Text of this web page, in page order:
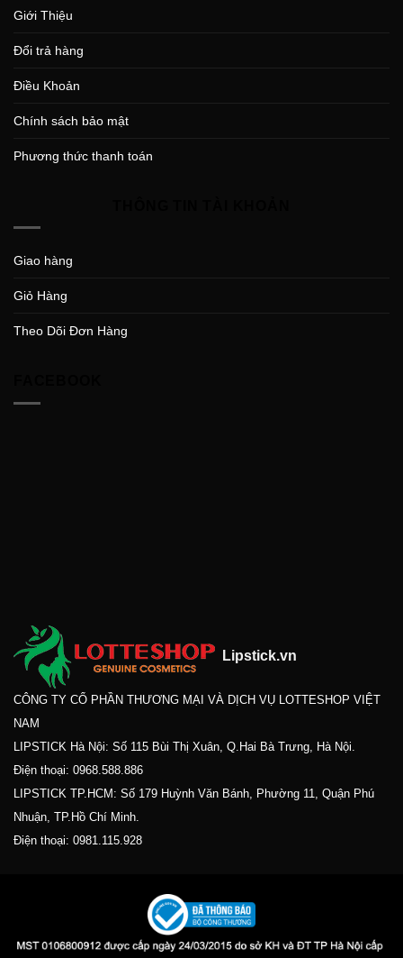
Giới Thiệu
Đổi trả hàng
Điều Khoản
Chính sách bảo mật
Phương thức thanh toán
Giao hàng
Giỏ Hàng
Theo Dõi Đơn Hàng
Lipstick.vn
CÔNG TY CỔ PHẦN THƯƠNG MẠI VÀ DỊCH VỤ LOTTESHOP VIỆT
NAM
LIPSTICK Hà Nội: Số 115 Bùi Thị Xuân, Q.Hai Bà Trưng, Hà Nội.
Điện thoại: 0968.588.886
LIPSTICK TP.HCM: Số 179 Huỳnh Văn Bánh, Phường 11, Quận Phú
Nhuận, TP.Hồ Chí Minh.
Điện thoại: 0981.115.928